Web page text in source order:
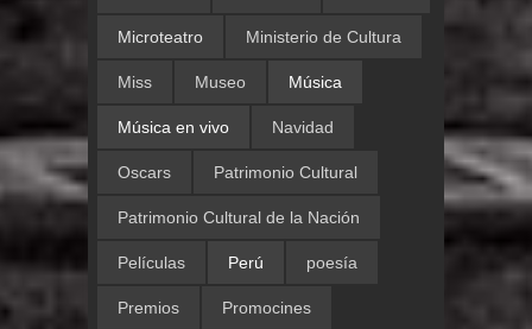
Microteatro Ministerio de Cultura
Miss Museo Música
Música en vivo Navidad
Oscars Patrimonio Cultural
Patrimonio Cultural de la Nación
Películas Perú poesía
Premios Promocines